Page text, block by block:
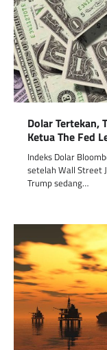
Dolar Tertekan,
Ketua The Fed
Indeks Dolar
setelah Wall Street
Trump sedang…